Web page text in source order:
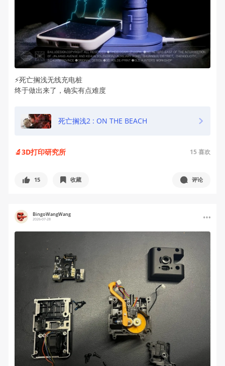
⚡️死亡搁浅无线充电桩
终于做出来了，确实有点难度
死亡搁浅2 : ON THE BEACH
🔬3D打印研究所 15 喜欢
15 收藏 评论
BingoWangWang
2026-07-28